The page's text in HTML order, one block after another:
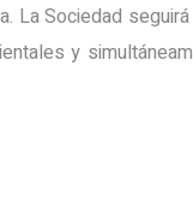
La Sociedad
y